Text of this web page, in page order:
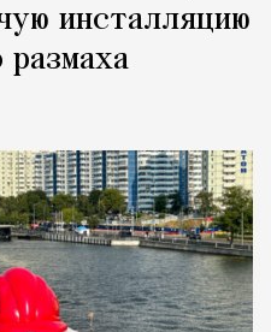
инсталляцию
размаха